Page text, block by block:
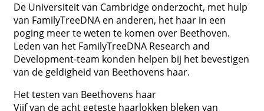
De Universiteit van Cambridge onderzocht, met hulp
van FamilyTreeDNA en anderen, het haar in een
poging meer te weten te komen over Beethoven.
Leden van het FamilyTreeDNA Research and
Development-team konden helpen bij het bevestigen
van de geldigheid van Beethovens haar.
Het testen van Beethovens haar
Vijf van de acht geteste haarlokken bleken van